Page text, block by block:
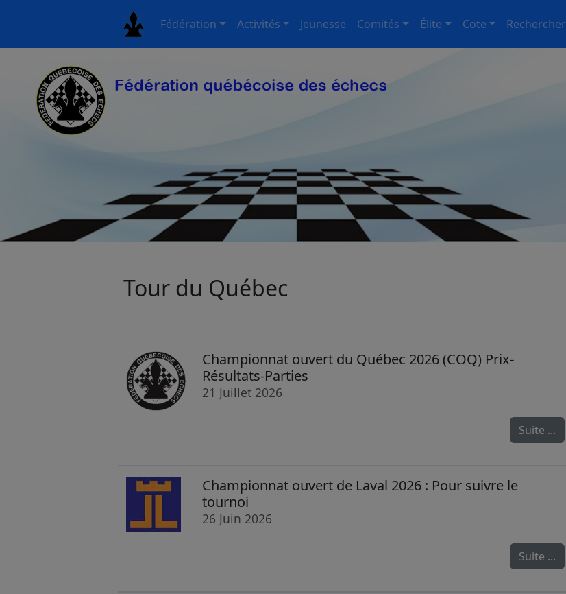
Fédération Activités Jeunesse Comités Élite Cote Rechercher
Tour du Québec
Championnat ouvert du Québec 2026 (COQ) Prix-
Résultats-Parties
21 Juillet 2026
Suite ...
Championnat ouvert de Laval 2026 : Pour suivre le
tournoi
26 Juin 2026
Suite ...